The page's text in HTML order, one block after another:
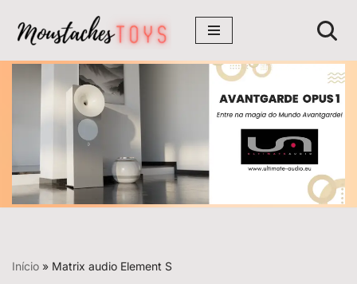
Avançar
para
conteúdo
Início » Matrix audio Element S